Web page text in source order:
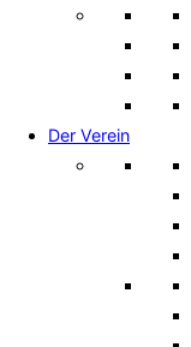
Der Verein